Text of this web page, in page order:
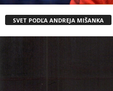
SVET PODĽA ANDREJA MIŠANKA